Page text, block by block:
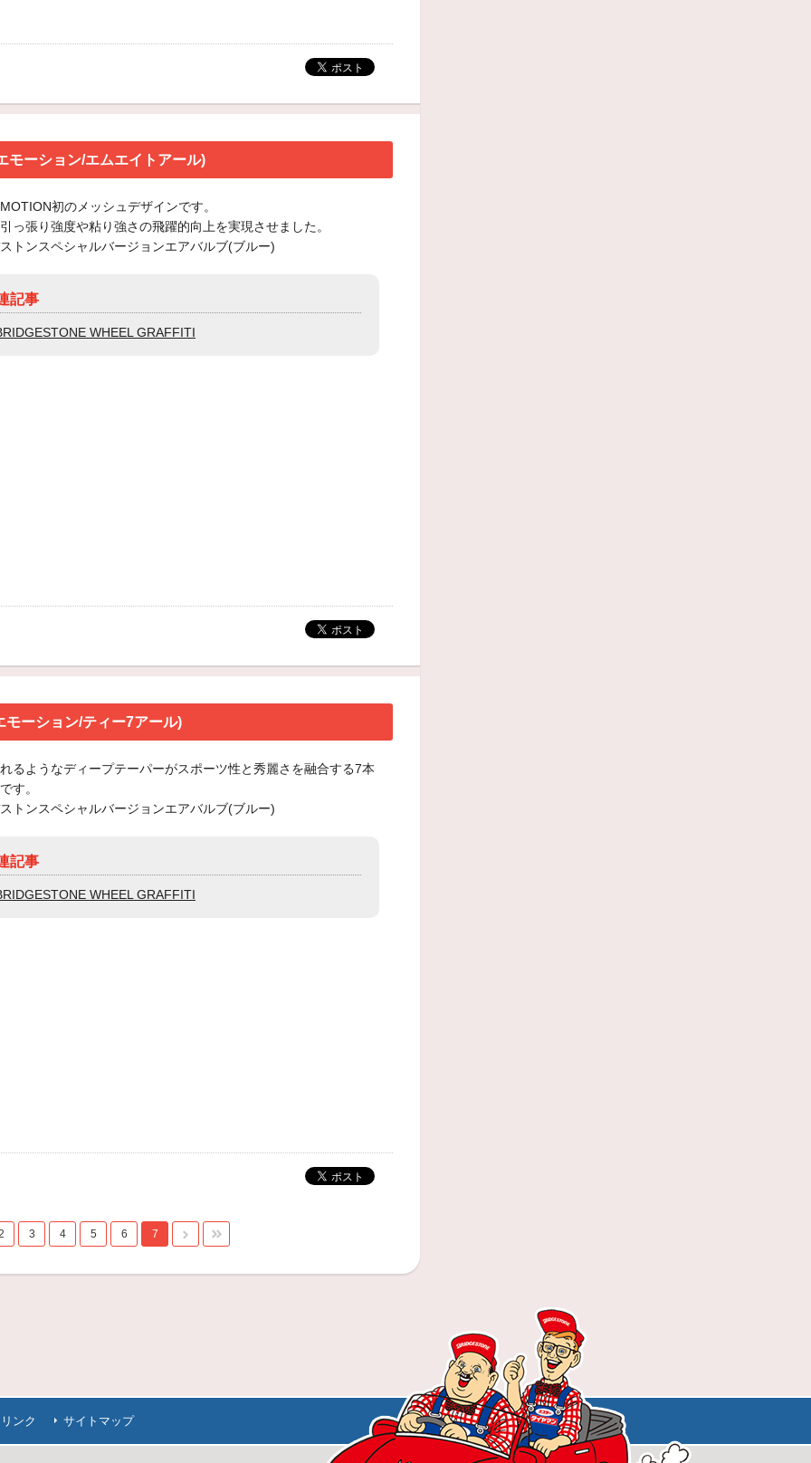
モーション/エムエイトアール)
初のメッシュデザインです。
っ張り強度や粘り強さの飛躍的向上を実現させました。
トンスペシャルバージョンエアバルブ(ブルー)
記事
WHEEL GRAFFITI
ーション/ティー7アール)
るようなディープテーパーがスポーツ性と秀麗さを融合する7本
す。
トンスペシャルバージョンエアバルブ(ブルー)
記事
WHEEL GRAFFITI
3 4 5 6 7
ンク サイトマップ